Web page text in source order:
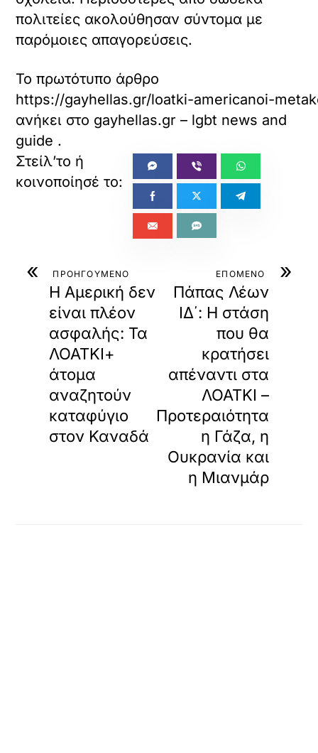
πολιτείες ακολούθησαν σύντομα με
παρόμοιες απαγορεύσεις.
Το πρωτότυπο άρθρο
https://gayhellas.gr/loatki-americanoi-
ανήκει στο gayhellas.gr – lgbt news and
guide .
« ΠΡΟΗΓΟΥΜΕΝΟ
Η Αμερική δεν
είναι πλέον
ασφαλής: Τα
ΛΟΑΤΚΙ+
άτομα
αναζητούν
καταφύγιο
στον Καναδά
»
ΕΠΟΜΕΝΟ
Πάπας Λέων
ΙΔ΄: Η στάση
που θα
κρατήσει
απέναντι στα
ΛΟΑΤΚΙ –
Προτεραιότητα
η Γάζα, η
Ουκρανία και
η Μιανμάρ